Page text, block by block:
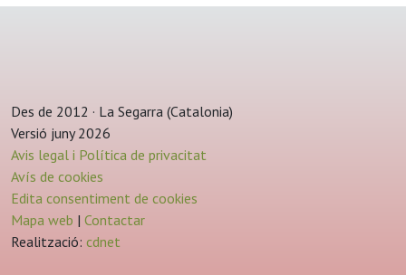
Des de 2012 · La Segarra (Catalonia)
Versió juny 2026
Avis legal i Política de privacitat
Avís de cookies
Edita consentiment de cookies
Mapa web | Contactar
Realització: cdnet